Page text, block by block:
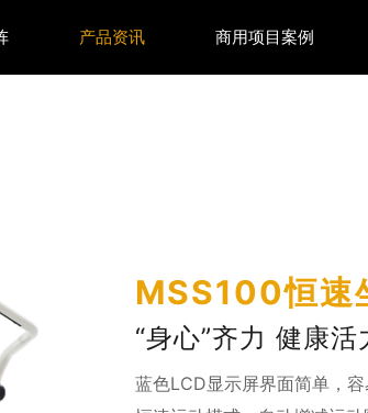
产品资讯 商用项目案例
MSS100恒速
“身心”齐力 健康活
蓝色LCD显示屏界面简单，